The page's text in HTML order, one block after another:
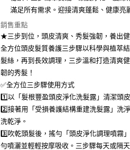
先享後付繳納相關費用。
※ 交易是否成功請以「AFTEE先享後付 」之結
是否繳費成功／繳費後需取消欲退款等相關疑問
付客戶支援中心」https://
【注意事項】
１．透過由恩沛科技股份有限公司提供之「
求債權轉讓予恩沛科技股份有限公司。
２．關於個人資料處理事宜，請瀏覽以下網址：
https://aftee.tw/terms/#terms3
３．未成年的使用者請事先徵得法定代理人或監
「AFTEE先享後付」，若未經同意申辦者引起
任。
即時審查核予不同之上限額度；若仍有額度不足
結果請求用戶進行身份認證。
每筆NT$80，滿NT$590(含以上)免運費
付款後7-11取貨
每筆NT$80，滿NT$590(含以上)免運費
每筆NT$100，滿NT$590(含以上)免運費
離島宅配
每筆NT$200，滿NT$2,000(含以上)免運費
海外宅配
法國、英國
滿足所有需求。迎接清爽蓬鬆、健康亮
銷售重點
★三步到位，頭皮清爽、秀髮強韌，養出
全方位頭皮髮質養護三步驟以科學與植萃
髮絲，再到長效調理，三步溫和打造清爽
韌的秀髮！
✅全方位三步驟使用方式
1️⃣以「髮根豐盈頭皮淨化洗髮露」清潔頭
2️⃣接著用「受損養護結構重建洗髮露」洗
洗乾淨。
3️⃣吹乾頭髮後，搖勻「頭皮淨化調理噴霧
勻噴灑並輕輕按摩吸收。三步驟每天或隔